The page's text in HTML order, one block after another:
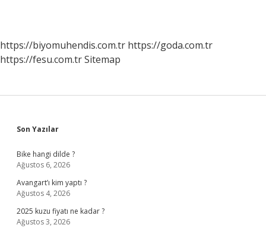
https://biyomuhendis.com.tr https://goda.com.tr
https://fesu.com.trSitemap
Sidebar
Son Yazılar
Bike hangi dilde ?
Ağustos 6, 2026
Avangart’ı kim yaptı ?
Ağustos 4, 2026
2025 kuzu fiyatı ne kadar ?
Ağustos 3, 2026